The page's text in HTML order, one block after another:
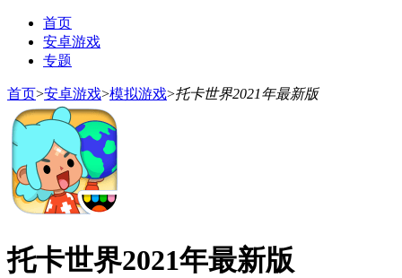
首页
安卓游戏
专题
首页>安卓游戏>模拟游戏>托卡世界2021年最新版
托卡世界2021年最新版